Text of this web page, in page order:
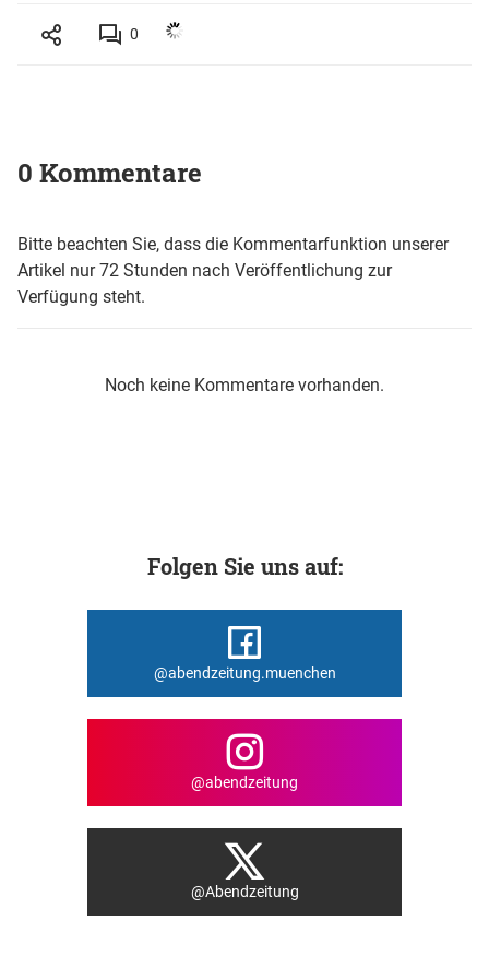
0
0 Kommentare
Bitte beachten Sie, dass die Kommentarfunktion unserer
Artikel nur 72 Stunden nach Veröffentlichung zur
Verfügung steht.
Noch keine Kommentare vorhanden.
Folgen Sie uns auf:
@abendzeitung.muenchen
@abendzeitung
@Abendzeitung